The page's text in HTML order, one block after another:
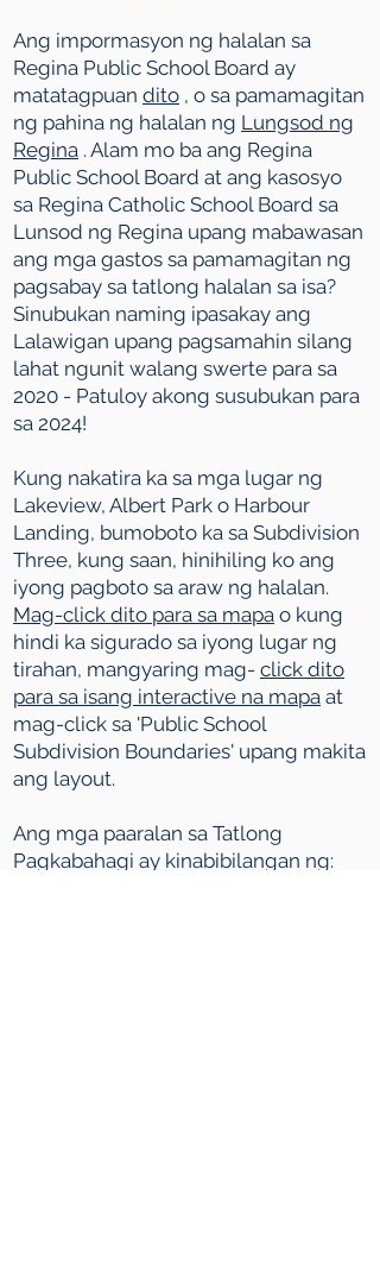
Ang impormasyon ng halalan sa
Regina Public School Board ay
matatagpuan dito , o sa pamamagitan
ng pahina ng halalan ng Lungsod ng
Regina . Alam mo ba ang Regina
Public School Board at ang kasosyo
sa Regina Catholic School Board sa
Lunsod ng Regina upang mabawasan
ang mga gastos sa pamamagitan ng
pagsabay sa tatlong halalan sa isa?
Sinubukan naming ipasakay ang
Lalawigan upang pagsamahin silang
lahat ngunit walang swerte para sa
2020 - Patuloy akong susubukan para
sa 2024!
Kung nakatira ka sa mga lugar ng
Lakeview, Albert Park o Harbour
Landing, bumoboto ka sa Subdivision
Three, kung saan, hinihiling ko ang
iyong pagboto sa araw ng halalan.
Mag-click dito para sa mapa o kung
hindi ka sigurado sa iyong lugar ng
tirahan, mangyaring mag- click dito
para sa isang interactive na mapa at
mag-click sa 'Public School
Subdivision Boundaries' upang makita
ang layout.
Ang mga paaralan sa Tatlong
Pagkabahagi ay kinabibilangan ng: